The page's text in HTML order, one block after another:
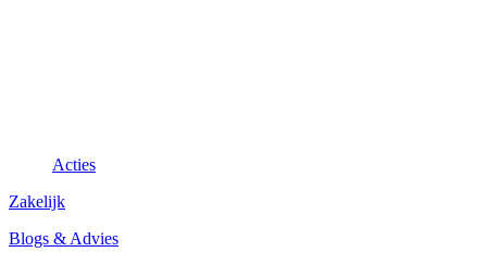
Acties
Zakelijk
Blogs & Advies